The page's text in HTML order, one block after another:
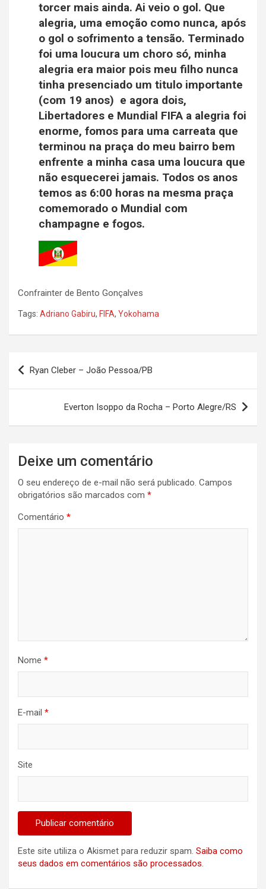
torcer mais ainda. Ai veio o gol. Que
alegria, uma emoção como nunca, após
o gol o sofrimento a tensão. Terminado
foi uma loucura um choro só, minha
alegria era maior pois meu filho nunca
tinha presenciado um titulo importante
(com 19 anos) e agora dois,
Libertadores e Mundial FIFA a alegria foi
enorme, fomos para uma carreata que
terminou na praça do meu bairro bem
enfrente a minha casa uma loucura que
não esquecerei jamais. Todos os anos
temos as 6:00 horas na mesma praça
comemorado o Mundial com
champagne e fogos.
Confrainter de Bento Gonçalves
Tags: Adriano Gabiru, FIFA, Yokohama
Navegação
de
Ryan Cleber – João Pessoa/PB
Everton Isoppo da Rocha – Porto Alegre/RS
Deixe um comentário
O seu endereço de e-mail não será publicado. Campos
obrigatórios são marcados com *
Comentário *
Nome *
E-mail *
Site
Este site utiliza o Akismet para reduzir spam. Saiba como
seus dados em comentários são processados.